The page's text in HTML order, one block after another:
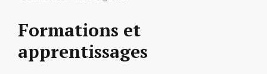
Formations et
apprentissages